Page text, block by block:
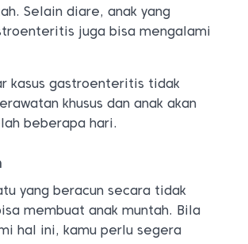
Selain diare, anak yang
juga bisa mengalami
kasus gastroenteritis tidak
khusus dan anak akan
beberapa hari.
yang beracun secara tidak
membuat anak muntah. Bila
hal ini, kamu perlu segera